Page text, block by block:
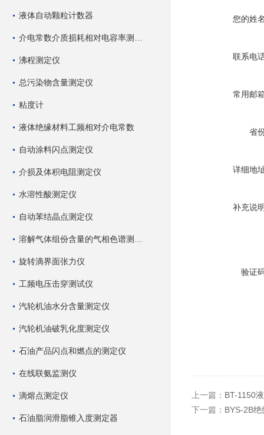
液体自动颗粒计数器
沸程测定仪
总污染物含量测定仪
粘度计
液体绝缘材料工频相对介电常数
自动涂料闪点测定仪
介损及体积电阻测定仪
水溶性酸测定仪
自动苯结晶点测定仪
旋转滴界面张力仪
工频电压击穿测试仪
汽轮机油水分含量测定仪
汽轮机油破乳化度测定仪
石油产品闪点和燃点的测定仪
在线联氨监测仪
滴熔点测定仪
石油脂润滑脂锥入度测定器
您的姓
联系电
常用邮
省
详细地
补充说
验证
上一篇： BT-1150
下一篇： BYS-2B